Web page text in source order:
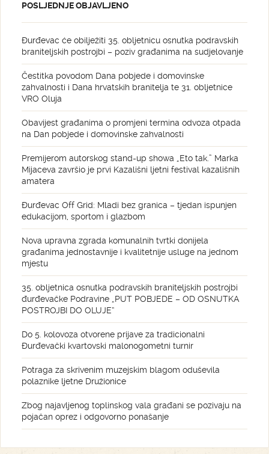
POSLJEDNJE OBJAVLJENO
Đurđevac će obilježiti 35. obljetnicu osnutka podravskih
braniteljskih postrojbi – poziv građanima na sudjelovanje
Čestitka povodom Dana pobjede i domovinske
zahvalnosti i Dana hrvatskih branitelja te 31. obljetnice
VRO Oluja
Obavijest građanima o promjeni termina odvoza otpada
na Dan pobjede i domovinske zahvalnosti
Premijerom autorskog stand-up showa „Eto tak.” Marka
Mijaceva završio je prvi Kazališni ljetni festival kazališnih
amatera
Đurđevac Off Grid: Mladi bez granica – tjedan ispunjen
edukacijom, sportom i glazbom
Nova upravna zgrada komunalnih tvrtki donijela
građanima jednostavnije i kvalitetnije usluge na jednom
mjestu
35. obljetnica osnutka podravskih braniteljskih postrojbi
đurđevačke Podravine „PUT POBJEDE – OD OSNUTKA
POSTROJBI DO OLUJE“
Do 5. kolovoza otvorene prijave za tradicionalni
Đurđevački kvartovski malonogometni turnir
Potraga za skrivenim muzejskim blagom oduševila
polaznike ljetne Družionice
Zbog najavljenog toplinskog vala građani se pozivaju na
pojačan oprez i odgovorno ponašanje